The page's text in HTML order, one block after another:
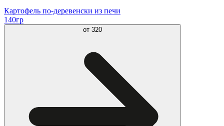
Картофель по-деревенски из печи
140гр
от 320